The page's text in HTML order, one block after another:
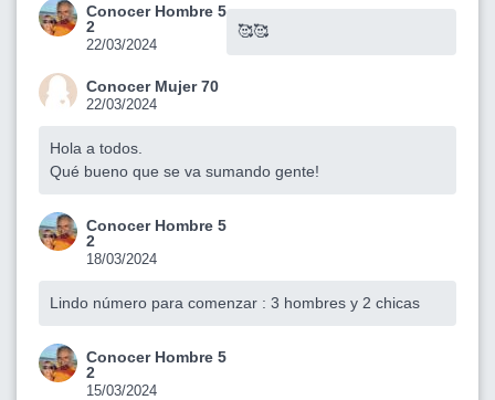
Conocer Hombre 5
2
22/03/2024
🥰🥰
Conocer Mujer 70
22/03/2024
Hola a todos.
Qué bueno que se va sumando gente!
Conocer Hombre 5
2
18/03/2024
Lindo número para comenzar : 3 hombres y 2 chicas
Conocer Hombre 5
2
15/03/2024